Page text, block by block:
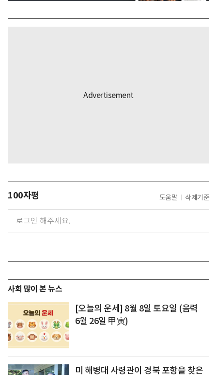
100자평 도움말 삭제기준
사회 많이 본 뉴스
[오늘의 운세] 8월 8일 토요일 (음력
6월 26일 甲寅)
미 해병대 사령관이 경북 포항을 찾은